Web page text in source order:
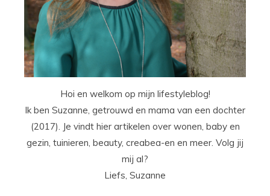
Hoi en welkom op mijn lifestyleblog!
Ik ben Suzanne, getrouwd en mama van een dochter
(2017). Je vindt hier artikelen over wonen, baby en
gezin, tuinieren, beauty, creabea-en en meer. Volg jij
mij al?
Liefs, Suzanne